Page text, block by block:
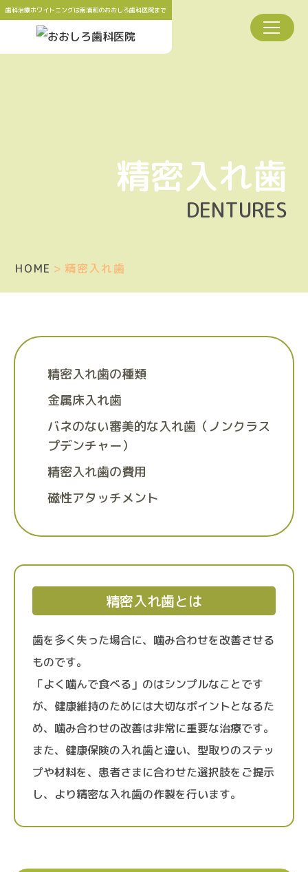
歯科治療ホワイトニングは南浦和のおおしろ歯科医院まで
精密入れ歯
DENTURES
HOME 精密入れ歯
精密入れ歯の種類
金属床入れ歯
バネのない審美的な入れ歯（ノンクラス
プデンチャー）
精密入れ歯の費用
磁性アタッチメント
精密入れ歯とは
歯を多く失った場合に、噛み合わせを改善させる
ものです。
「よく噛んで食べる」のはシンプルなことです
が、健康維持のためには大切なポイントとなるた
め、噛み合わせの改善は非常に重要な治療です。
また、健康保険の入れ歯と違い、型取りのステッ
プや材料を、患者さまに合わせた選択肢をご提示
し、より精密な入れ歯の作製を行います。